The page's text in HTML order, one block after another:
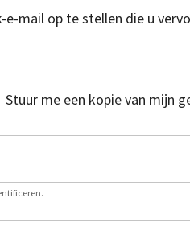
mail op te stellen die u
Stuur me een kopie van mijn